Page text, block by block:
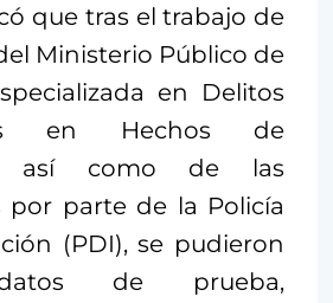
que tras el trabajo de
Ministerio Público de
en Delitos
en Hechos de
así como de las
por parte de la Policía
(PDI), se pudieron
de prueba,